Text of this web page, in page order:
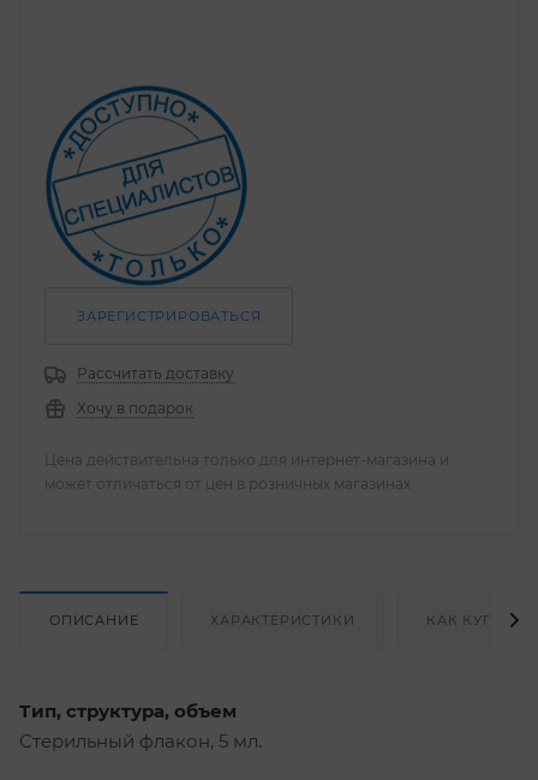
ЗАРЕГИСТРИРОВАТЬСЯ
Рассчитать доставку
Хочу в подарок
Цена действительна только для интернет-магазина и
может отличаться от цен в розничных магазинах
ОПИСАНИЕ ХАРАКТЕРИСТИКИ КАК КУПИТЬ
Тип, структура, объем
Стерильный флакон, 5 мл.